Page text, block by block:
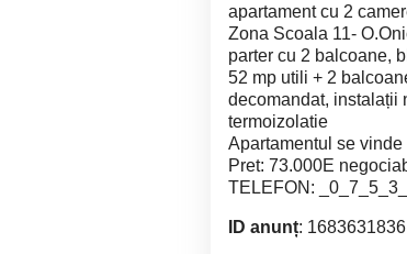
apartament cu 2
Zona Scoala 11-
parter cu 2 balcoane,
52 mp utili + 2
decomandat, instalații
termoizolatie
Apartamentul se
Pret: 73.000E
TELEFON:
ID anunț: 1683631836